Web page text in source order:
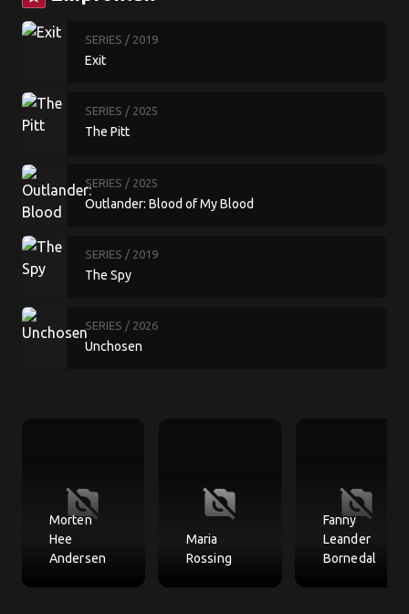
SERIES / 2019
Exit
SERIES / 2025
The Pitt
SERIES / 2025
Outlander: Blood of My Blood
SERIES / 2019
The Spy
SERIES / 2026
Unchosen
no_photography
Morten
Hee
Andersen
no_photography
Maria
Rossing
no_photography
Fanny
Leander
Bornedal